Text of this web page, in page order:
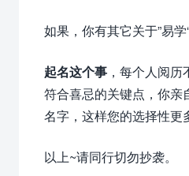
如果，你有其它关于”易
起名这个事 ，每个人阅
符合喜忌的关键点，你亲
名字，这样您的选择性更
以上~请同行切勿抄袭。